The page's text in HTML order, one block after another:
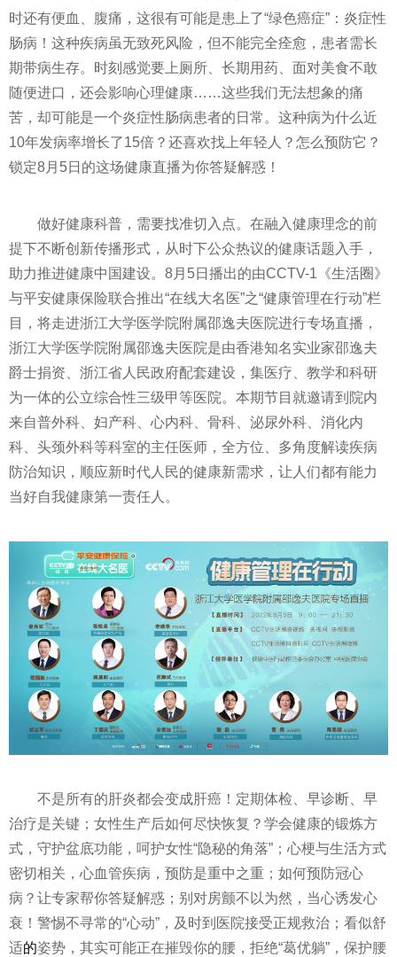
时还有便血、腹痛，这很有可能是患上了“绿色癌症”：炎症性
肠病！这种疾病虽无致死风险，但不能完全痊愈，患者需长
期带病生存。时刻感觉要上厕所、长期用药、面对美食不敢
随便进口，还会影响心理健康……这些我们无法想象的痛
苦，却可能是一个炎症性肠病患者的日常。这种病为什么近
10年发病率增长了15倍？还喜欢找上年轻人？怎么预防它？
锁定8月5日的这场健康直播为你答疑解惑！
做好健康科普，需要找准切入点。在融入健康理念的前
提下不断创新传播形式，从时下公众热议的健康话题入手，
助力推进健康中国建设。8月5日播出的由CCTV-1《生活圈》
与平安健康保险联合推出“在线大名医”之“健康管理在行动”栏
目，将走进浙江大学医学院附属邵逸夫医院进行专场直播，
浙江大学医学院附属邵逸夫医院是由香港知名实业家邵逸夫
爵士捐资、浙江省人民政府配套建设，集医疗、教学和科研
为一体的公立综合性三级甲等医院。本期节目就邀请到院内
来自普外科、妇产科、心内科、骨科、泌尿外科、消化内
科、头颈外科等科室的主任医师，全方位、多角度解读疾病
防治知识，顺应新时代 人民的健康新需求，让人们都有能力
当好自我健康第一责任人。
不是所有的肝炎都会变成肝癌！定期体检、早诊断、早
治疗是关键；女性生产后如何尽快恢复？学会健康的锻炼方
式，守护盆底功能，呵护女性“隐秘的角落”；心梗与生活方式
密切相关，心血管疾病，预防是重中之重；如何预防冠心
病？让专家帮你答疑解惑；别对房颤不以为然，当心诱发心
衰！警惕不寻常的“心动”，及时到医院接受正规救治；看似舒
适的姿势，其实可能正在摧毁你的腰，拒绝“葛优躺”，保护腰